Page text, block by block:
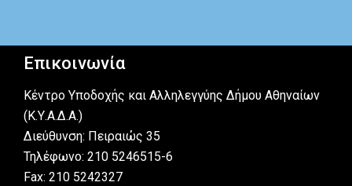
Επικοινωνία
Κέντρο Υποδοχής και Αλληλεγγύης Δήμου Αθηναίων
(Κ.Υ.Α.Δ.Α.)
Διεύθυνση: Πειραιώς 35
Τηλέφωνο: 210 5246515-6
Fax: 210 5242327